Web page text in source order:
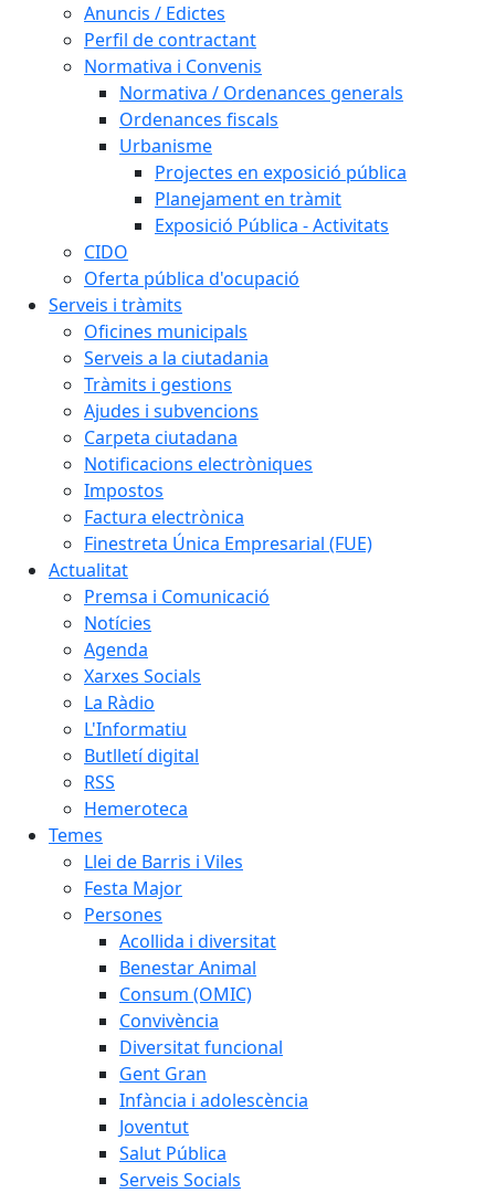
Anuncis / Edictes
Perfil de contractant
Normativa i Convenis
Normativa / Ordenances generals
Ordenances fiscals
Urbanisme
Projectes en exposició pública
Planejament en tràmit
Exposició Pública - Activitats
CIDO
Oferta pública d'ocupació
Serveis i tràmits
Oficines municipals
Serveis a la ciutadania
Tràmits i gestions
Ajudes i subvencions
Carpeta ciutadana
Notificacions electròniques
Impostos
Factura electrònica
Finestreta Única Empresarial (FUE)
Actualitat
Premsa i Comunicació
Notícies
Agenda
Xarxes Socials
La Ràdio
L'Informatiu
Butlletí digital
RSS
Hemeroteca
Temes
Llei de Barris i Viles
Festa Major
Persones
Acollida i diversitat
Benestar Animal
Consum (OMIC)
Convivència
Diversitat funcional
Gent Gran
Infància i adolescència
Joventut
Salut Pública
Serveis Socials